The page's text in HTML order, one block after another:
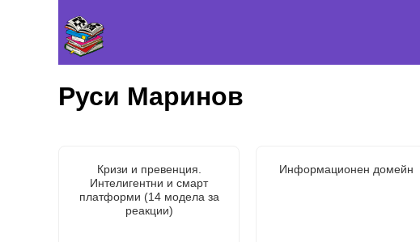
Руси Маринов
Кризи и превенция.
Интелигентни и смарт
платформи (14 модела за
реакции)
Информационен домейн